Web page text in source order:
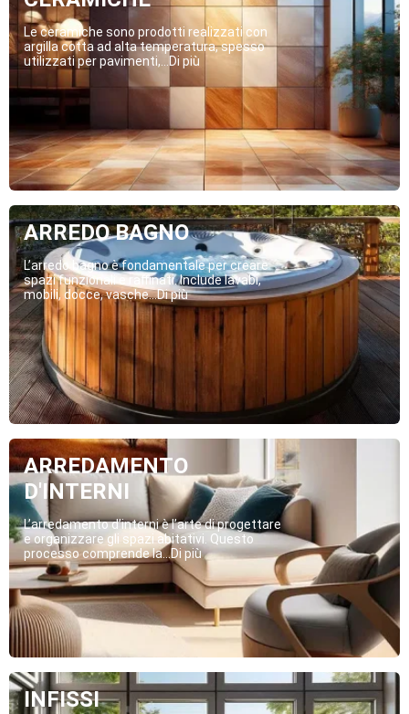
Le ceramiche sono prodotti realizzati con
argilla cotta ad alta temperatura, spesso
utilizzati per pavimenti,...Di più
ARREDO BAGNO
L’arredo bagno è fondamentale per creare
spazi funzionali e raffinati. Include lavabi,
mobili, docce, vasche...Di più
ARREDAMENTO
D'INTERNI
L’arredamento d’interni è l’arte di progettare
e organizzare gli spazi abitativi. Questo
processo comprende la...Di più
INFISSI